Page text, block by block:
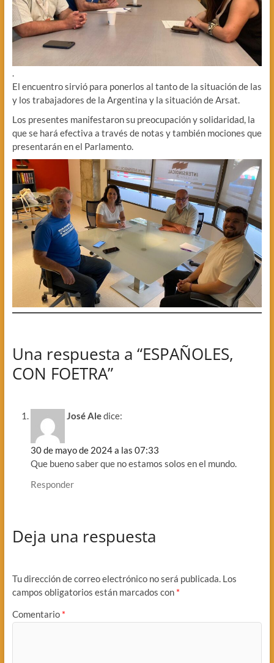
El encuentro sirvió para ponerlos al tanto de la situación de las
y los trabajadores de la Argentina y la situación de Arsat.
Los presentes manifestaron su preocupación y solidaridad, la
que se hará efectiva a través de notas y también mociones que
presentarán en el Parlamento.
Una respuesta a “ESPAÑOLES,
CON FOETRA”
José Aledice:
30 de mayo de 2024 a las 07:33
Que bueno saber que no estamos solos en el mundo.
Responder
Deja una respuesta
Tu dirección de correo electrónico no será publicada. Los
campos obligatorios están marcados con *
Comentario *